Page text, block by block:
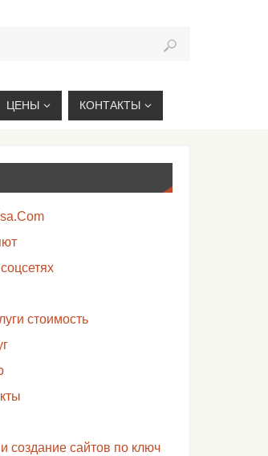
ЦЕНЫ КОНТАКТЫ
стоимость
создание сайтов по ключ